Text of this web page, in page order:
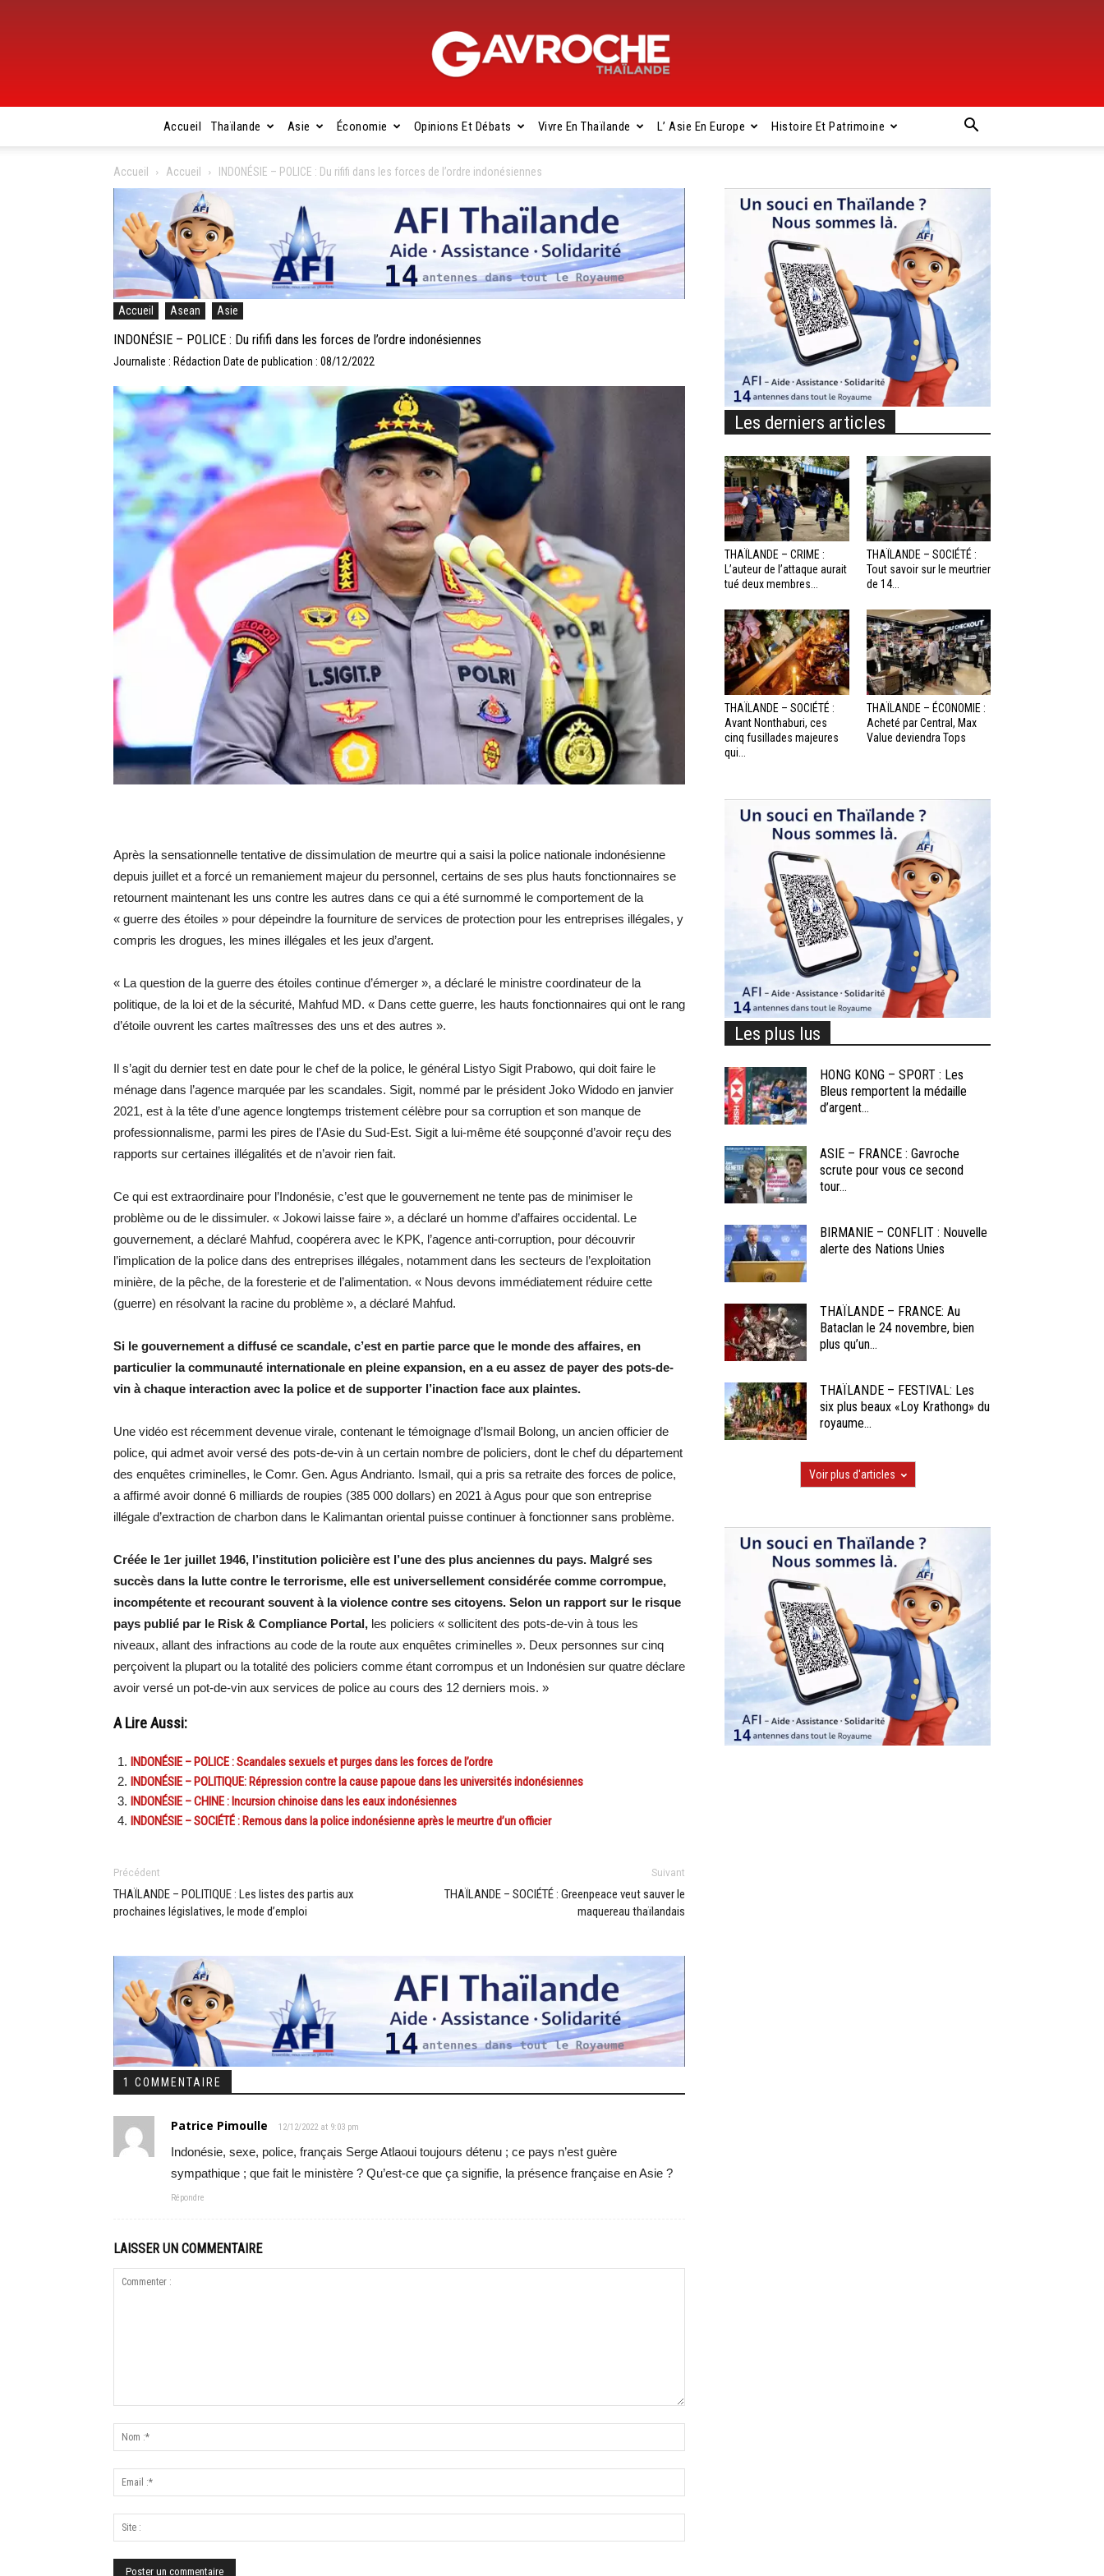
Gavroche
Thaïlande
Accueil Thaïlande Asie Économie Opinions Et Débats Vivre En Thaïlande L’ Asie En Europe Histoire Et Patrimoine
Accueil Accueil INDONÉSIE – POLICE : Du rififi dans les forces de l’ordre indonésiennes
Accueil Asean Asie
INDONÉSIE – POLICE : Du rififi dans les forces de l’ordre indonésiennes
Journaliste : Rédaction Date de publication : 08/12/2022
Après la sensationnelle tentative de dissimulation de meurtre qui a saisi la police nationale indonésienne
depuis juillet et a forcé un remaniement majeur du personnel, certains de ses plus hauts fonctionnaires se
retournent maintenant les uns contre les autres dans ce qui a été surnommé le comportement de la
« guerre des étoiles » pour dépeindre la fourniture de services de protection pour les entreprises illégales, y
compris les drogues, les mines illégales et les jeux d’argent.
« La question de la guerre des étoiles continue d’émerger », a déclaré le ministre coordinateur de la
politique, de la loi et de la sécurité, Mahfud MD. « Dans cette guerre, les hauts fonctionnaires qui ont le rang
d’étoile ouvrent les cartes maîtresses des uns et des autres ».
Il s’agit du dernier test en date pour le chef de la police, le général Listyo Sigit Prabowo, qui doit faire le
ménage dans l’agence marquée par les scandales. Sigit, nommé par le président Joko Widodo en janvier
2021, est à la tête d’une agence longtemps tristement célèbre pour sa corruption et son manque de
professionnalisme, parmi les pires de l’Asie du Sud-Est. Sigit a lui-même été soupçonné d’avoir reçu des
rapports sur certaines illégalités et de n’avoir rien fait.
Ce qui est extraordinaire pour l’Indonésie, c’est que le gouvernement ne tente pas de minimiser le
problème ou de le dissimuler. « Jokowi laisse faire », a déclaré un homme d’affaires occidental. Le
gouvernement, a déclaré Mahfud, coopérera avec le KPK, l’agence anti-corruption, pour découvrir
l’implication de la police dans des entreprises illégales, notamment dans les secteurs de l’exploitation
minière, de la pêche, de la foresterie et de l’alimentation. « Nous devons immédiatement réduire cette
(guerre) en résolvant la racine du problème », a déclaré Mahfud.
Si le gouvernement a diffusé ce scandale, c’est en partie parce que le monde des affaires, en
particulier la communauté internationale en pleine expansion, en a eu assez de payer des pots-de-
vin à chaque interaction avec la police et de supporter l’inaction face aux plaintes.
Une vidéo est récemment devenue virale, contenant le témoignage d’Ismail Bolong, un ancien officier de
police, qui admet avoir versé des pots-de-vin à un certain nombre de policiers, dont le chef du département
des enquêtes criminelles, le Comr. Gen. Agus Andrianto. Ismail, qui a pris sa retraite des forces de police,
a affirmé avoir donné 6 milliards de roupies (385 000 dollars) en 2021 à Agus pour que son entreprise
illégale d’extraction de charbon dans le Kalimantan oriental puisse continuer à fonctionner sans problème.
Créée le 1er juillet 1946, l’institution policière est l’une des plus anciennes du pays. Malgré ses
succès dans la lutte contre le terrorisme, elle est universellement considérée comme corrompue,
incompétente et recourant souvent à la violence contre ses citoyens. Selon un rapport sur le risque
pays publié par le Risk & Compliance Portal, les policiers « sollicitent des pots-de-vin à tous les
niveaux, allant des infractions au code de la route aux enquêtes criminelles ». Deux personnes sur cinq
perçoivent la plupart ou la totalité des policiers comme étant corrompus et un Indonésien sur quatre déclare
avoir versé un pot-de-vin aux services de police au cours des 12 derniers mois. »
A Lire Aussi:
INDONÉSIE – POLICE : Scandales sexuels et purges dans les forces de l’ordre
INDONÉSIE – POLITIQUE: Répression contre la cause papoue dans les universités indonésiennes
INDONÉSIE – CHINE : Incursion chinoise dans les eaux indonésiennes
INDONÉSIE – SOCIÉTÉ : Remous dans la police indonésienne après le meurtre d’un officier
Précédent
THAÏLANDE – POLITIQUE : Les listes des partis aux
prochaines législatives, le mode d’emploi
Suivant
THAÏLANDE – SOCIÉTÉ : Greenpeace veut sauver le
maquereau thaïlandais
1 COMMENTAIRE
Patrice Pimoulle 12/12/2022 at 9:03 pm
Indonésie, sexe, police, français Serge Atlaoui toujours détenu ; ce pays n’est guère
sympathique ; que fait le ministère ? Qu’est-ce que ça signifie, la présence française en Asie ?
Répondre
LAISSER UN COMMENTAIRE
Les derniers articles
THAÏLANDE – CRIME :
L’auteur de l’attaque aurait
tué deux membres...
THAÏLANDE – SOCIÉTÉ :
Tout savoir sur le meurtrier
de 14...
THAÏLANDE – SOCIÉTÉ :
Avant Nonthaburi, ces
cinq fusillades majeures
qui...
THAÏLANDE – ÉCONOMIE :
Acheté par Central, Max
Value deviendra Tops
Les plus lus
HONG KONG – SPORT : Les
Bleus remportent la médaille
d’argent...
ASIE – FRANCE : Gavroche
scrute pour vous ce second
tour...
BIRMANIE – CONFLIT : Nouvelle
alerte des Nations Unies
THAÏLANDE – FRANCE: Au
Bataclan le 24 novembre, bien
plus qu’un...
THAÏLANDE – FESTIVAL: Les
six plus beaux «Loy Krathong» du
royaume...
Voir plus d'articles